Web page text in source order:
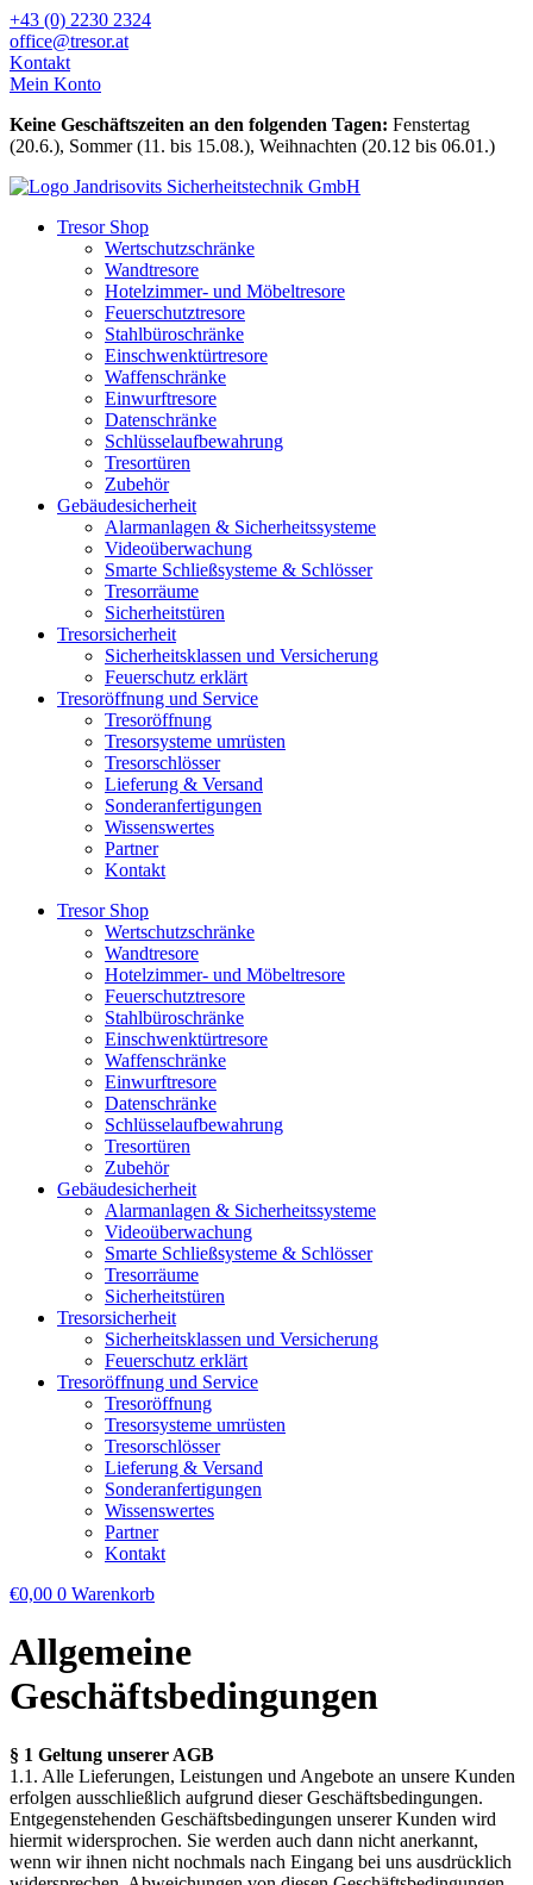
Zum
Inhalt
wechseln
+43 (0) 2230 2324
office@tresor.at
Kontakt
Mein Konto
Keine Geschäftszeiten an den folgenden Tagen: Fenstertag
(20.6.), Sommer (11. bis 15.08.), Weihnachten (20.12 bis 06.01.)
Tresor Shop
Wertschutzschränke
Wandtresore
Hotelzimmer- und Möbeltresore
Feuerschutztresore
Stahlbüroschränke
Einschwenktürtresore
Waffenschränke
Einwurftresore
Datenschränke
Schlüsselaufbewahrung
Tresortüren
Zubehör
Gebäudesicherheit
Alarmanlagen & Sicherheitssysteme
Videoüberwachung
Smarte Schließsysteme & Schlösser
Tresorräume
Sicherheitstüren
Tresorsicherheit
Sicherheitsklassen und Versicherung
Feuerschutz erklärt
Tresoröffnung und Service
Tresoröffnung
Tresorsysteme umrüsten
Tresorschlösser
Lieferung & Versand
Sonderanfertigungen
Wissenswertes
Partner
Kontakt
Tresor Shop
Wertschutzschränke
Wandtresore
Hotelzimmer- und Möbeltresore
Feuerschutztresore
Stahlbüroschränke
Einschwenktürtresore
Waffenschränke
Einwurftresore
Datenschränke
Schlüsselaufbewahrung
Tresortüren
Zubehör
Gebäudesicherheit
Alarmanlagen & Sicherheitssysteme
Videoüberwachung
Smarte Schließsysteme & Schlösser
Tresorräume
Sicherheitstüren
Tresorsicherheit
Sicherheitsklassen und Versicherung
Feuerschutz erklärt
Tresoröffnung und Service
Tresoröffnung
Tresorsysteme umrüsten
Tresorschlösser
Lieferung & Versand
Sonderanfertigungen
Wissenswertes
Partner
Kontakt
€0,00 0 Warenkorb
Allgemeine
Geschäftsbedingungen
§ 1 Geltung unserer AGB
1.1. Alle Lieferungen, Leistungen und Angebote an unsere Kunden
erfolgen ausschließlich aufgrund dieser Geschäftsbedingungen.
Entgegenstehenden Geschäftsbedingungen unserer Kunden wird
hiermit widersprochen. Sie werden auch dann nicht anerkannt,
wenn wir ihnen nicht nochmals nach Eingang bei uns ausdrücklich